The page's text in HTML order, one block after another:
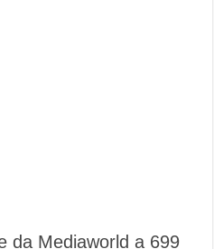
da Mediaworld a 699